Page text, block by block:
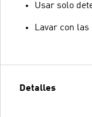
Usar solo
Lavar con
Detalles